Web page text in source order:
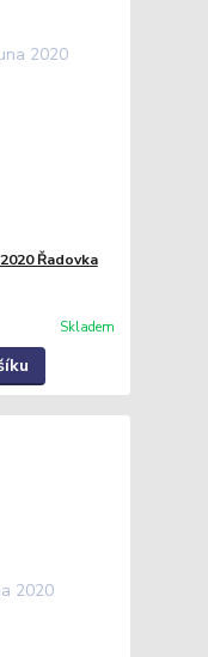
Řadovka
Skladem